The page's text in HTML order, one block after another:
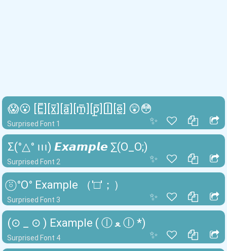
✨
Surprised Font 1
😱😮 [E̲̅][x̲̅][a̲̅][m̲̅][p̲̅][l̲̅][e̲̅] 😲😳
✨
Surprised Font 2
Σ(°△° ꪱꪱꪱ) 𝙀𝙭𝙖𝙢𝙥𝙡𝙚 ∑(O_O;)
✨
Surprised Font 3
⍤⃝ °O° Example （'□'；）
✨
Surprised Font 4
(⊙ _ ⊙ ) Example ( ⓛ ﻌ ⓛ *)